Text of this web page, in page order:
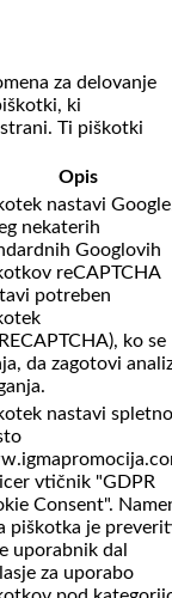
za delovanje
ki
Ti piškotki
Opis
nastavi
nekaterih
Googlovih
reCAPTCHA
potreben
ko se
da zagotovi
nastavi spletno
vtičnik "GDPR
Consent".
piškotka je
uporabnik dal
za uporabo